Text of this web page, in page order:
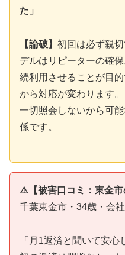
た」
【論破】 初回は必ず親
デルはリピーターの確
続利用させることが目
から対応が変わります
一切照会しないから可
係です。
⚠️【被害口コミ：東金市
千葉東金市・34歳・会
「月1返済と聞いて安